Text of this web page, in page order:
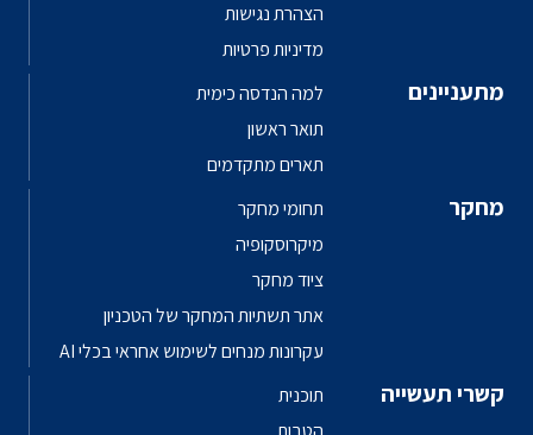
הצהרת נגישות
מדיניות פרטיות
מתעניינים
למה הנדסה כימית
תואר ראשון
תארים מתקדמים
מחקר
תחומי מחקר
מיקרוסקופיה
ציוד מחקר
אתר תשתיות המחקר של הטכניון
עקרונות מנחים לשימוש אחראי בכלי AI
קשרי תעשייה
תוכנית